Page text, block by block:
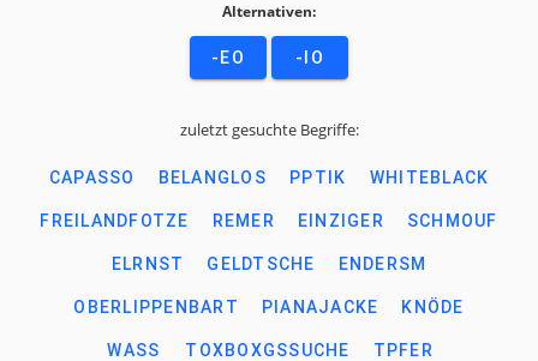
Alternativen:
-EO -IO
zuletzt gesuchte Begriffe:
CAPASSO BELANGLOS PPTIK WHITEBLACK
FREILANDFOTZE REMER EINZIGER SCHMOUF
ELRNST GELDTSCHE ENDERSM
OBERLIPPENBART PIANAJACKE KNÖDE
WASS TOXBOXGSSUCHE TPFER